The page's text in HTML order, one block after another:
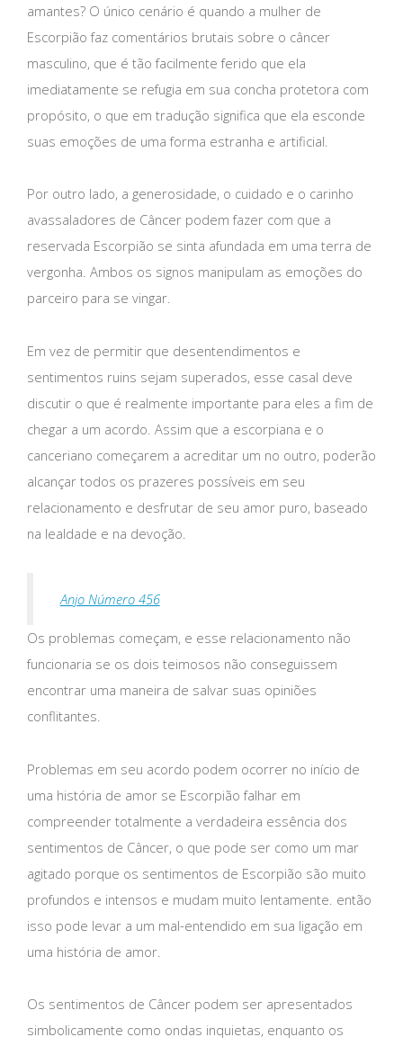
amantes? O único cenário é quando a mulher de
Escorpião faz comentários brutais sobre o câncer
masculino, que é tão facilmente ferido que ela
imediatamente se refugia em sua concha protetora com
propósito, o que em tradução significa que ela esconde
suas emoções de uma forma estranha e artificial.
Por outro lado, a generosidade, o cuidado e o carinho
avassaladores de Câncer podem fazer com que a
reservada Escorpião se sinta afundada em uma terra de
vergonha. Ambos os signos manipulam as emoções do
parceiro para se vingar.
Em vez de permitir que desentendimentos e
sentimentos ruins sejam superados, esse casal deve
discutir o que é realmente importante para eles a fim de
chegar a um acordo. Assim que a escorpiana e o
canceriano começarem a acreditar um no outro, poderão
alcançar todos os prazeres possíveis em seu
relacionamento e desfrutar de seu amor puro, baseado
na lealdade e na devoção.
Anjo Número 456
Os problemas começam, e esse relacionamento não
funcionaria se os dois teimosos não conseguissem
encontrar uma maneira de salvar suas opiniões
conflitantes.
Problemas em seu acordo podem ocorrer no início de
uma história de amor se Escorpião falhar em
compreender totalmente a verdadeira essência dos
sentimentos de Câncer, o que pode ser como um mar
agitado porque os sentimentos de Escorpião são muito
profundos e intensos e mudam muito lentamente. então
isso pode levar a um mal-entendido em sua ligação em
uma história de amor.
Os sentimentos de Câncer podem ser apresentados
simbolicamente como ondas inquietas, enquanto os